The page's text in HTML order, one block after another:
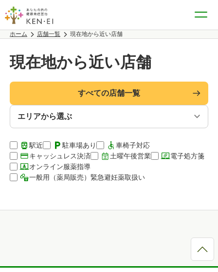
ホーム 店舗一覧 現在地から近い店舗
現在地から近い店舗
すべての店舗一覧
駅近 駐車場あり
車椅子対応
キャッシュレス決済
土曜午後営業
電子処方箋
オンライン服薬指導
一般用（薬局販売）緊急避妊薬取扱い